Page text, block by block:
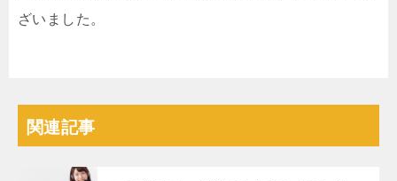
ざいました。
関連記事